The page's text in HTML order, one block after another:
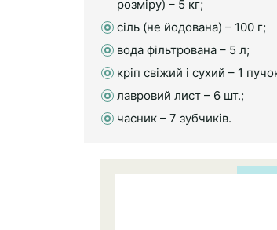
розміру) – 5 кг;
сіль (не йодована) – 100 г;
вода фільтрована – 5 л;
кріп свіжий і сухий – 1
лавровий лист – 6 шт.;
часник – 7 зубчиків.